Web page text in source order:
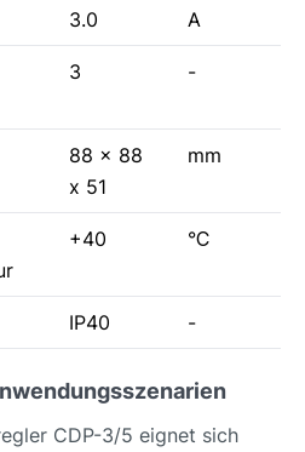
3.0 A
3 -
88 x 88
x 51
mm
+40 °С
IP40 -
CDP-3/5 eignet sich